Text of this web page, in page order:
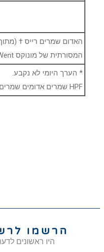
האדום שמרים רייס †
המסורתית של מונוקס Purpureus Went)
* הערך היומי לא נקבע.
HPF שמרים אדומים שמרים.
הרשמו
היו ראשונים